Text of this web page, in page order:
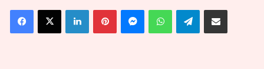
courriel
FacebookX LinkedinPinterestMessengerWhatsAppTelegramPartager par email